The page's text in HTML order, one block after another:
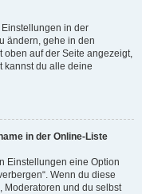
in der
ändern, gehe in den
oben auf der Seite angezeigt,
kannst du alle deine
in der Online-Liste
Einstellungen eine Option
Wenn du diese
Moderatoren und du selbst